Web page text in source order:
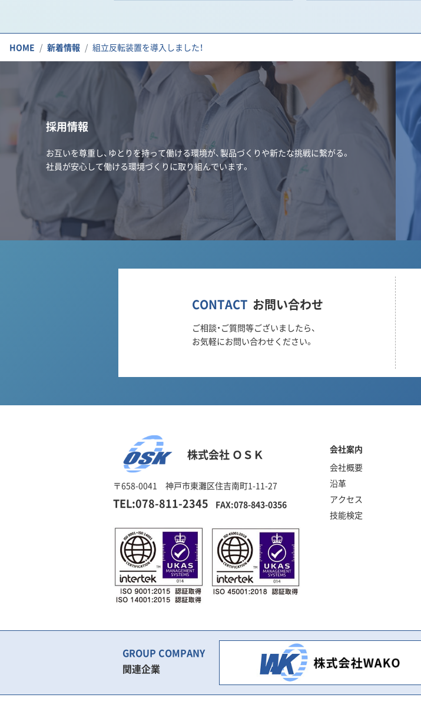
HOME 新着情報 組立反転装置を導入しました！
採用情報
お互いを尊重し、ゆとりを持って働ける環境が、製品づくりや新たな挑戦に繋がる。
社員が安心して働ける環境づくりに取り組んでいます。
CONTACT お問い合わせ
ご相談・ご質問等ございましたら、
お気軽にお問い合わせください。
株式会社 ＯＳＫ
〒658-0041 神戸市東灘区住吉南町1-11-27
TEL:078-811-2345 FAX:078-843-0356
会社案内
会社概要
沿革
アクセス
技能検定
GROUP COMPANY
関連企業